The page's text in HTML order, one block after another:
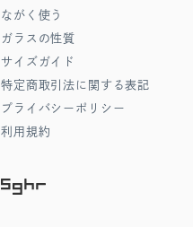
ながく使う
ガラスの性質
サイズガイド
特定商取引法に関する表記
プライバシーポリシー
利用規約